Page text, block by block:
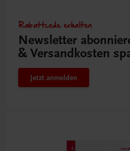
Rabattcode erhalten
Newsletter
& Versandkosten
Jetzt anmelden